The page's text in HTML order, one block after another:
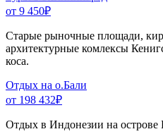
от 9 450₽
Старые рыночные площади,
архитектурные комлексы
коса.
Отдых на о.Бали
от 198 432₽
Отдых в Индонезии на острове